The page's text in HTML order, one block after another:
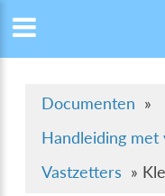
Documenten »
Handleiding met
Vastzetters »